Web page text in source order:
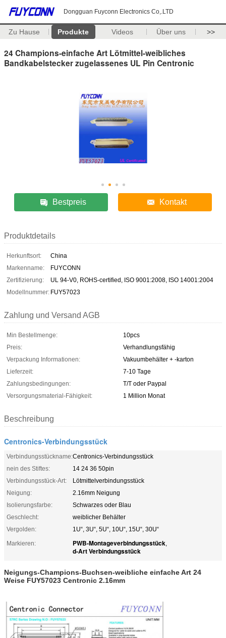
Dongguan Fuyconn Electronics Co,.LTD
Zu Hause Produkte Videos Über uns >>
24 Champions-einfache Art Lötmittel-weibliches
Bandkabelstecker zugelassenes UL Pin Centronic
Bestpreis Kontakt
Produktdetails
Herkunftsort:
China
Markenname:
FUYCONN
Zertifizierung:
UL 94-V0, ROHS-certified, ISO 9001:2008, ISO 14001:2004
Modellnummer: FUY57023
Zahlung und Versand AGB
Min Bestellmenge:
10pcs
Preis:
Verhandlungsfähig
Verpackung Informationen:
Vakuumbehälter + -karton
Lieferzeit:
7-10 Tage
Zahlungsbedingungen:
T/T oder Paypal
Versorgungsmaterial-Fähigkeit:
1 Million Monat
Beschreibung
Centronics-Verbindungsstück
Verbindungsstückname:Centronics-Verbindungsstück
nein des Stiftes:
14 24 36 50pin
Verbindungsstück-Art:
Lötmittelverbindungsstück
Neigung:
2.16mm Neigung
Isolierungsfarbe:
Schwarzes oder Blau
Geschlecht:
weiblicher Behälter
Vergolden:
1U“, 3U“, 5U“, 10U“, 15U“, 30U“
Markieren:
PWB-Montageverbindungsstück,
d-Art Verbindungsstück
Neigungs-Champions-Buchsen-weibliche einfache Art 24
Weise FUY57023 Centronic 2.16mm